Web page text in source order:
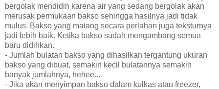
bergolak mendidih karena air yang sedang bergolak akan
merusak permukaan bakso sehingga hasilnya jadi tidak
mulus. Bakso yang matang secara perlahan juga teksturnya
jadi lebih baik. Ketika bakso sudah mengambang semua
baru didihkan.
- Jumlah bulatan bakso yang dihasilkan tergantung ukuran
bakso yang dibuat, semakin kecil bulatannya semakin
banyak jumlahnya, hehee...
- Jika akan menyimpan bakso dalam kulkas atau freezer,